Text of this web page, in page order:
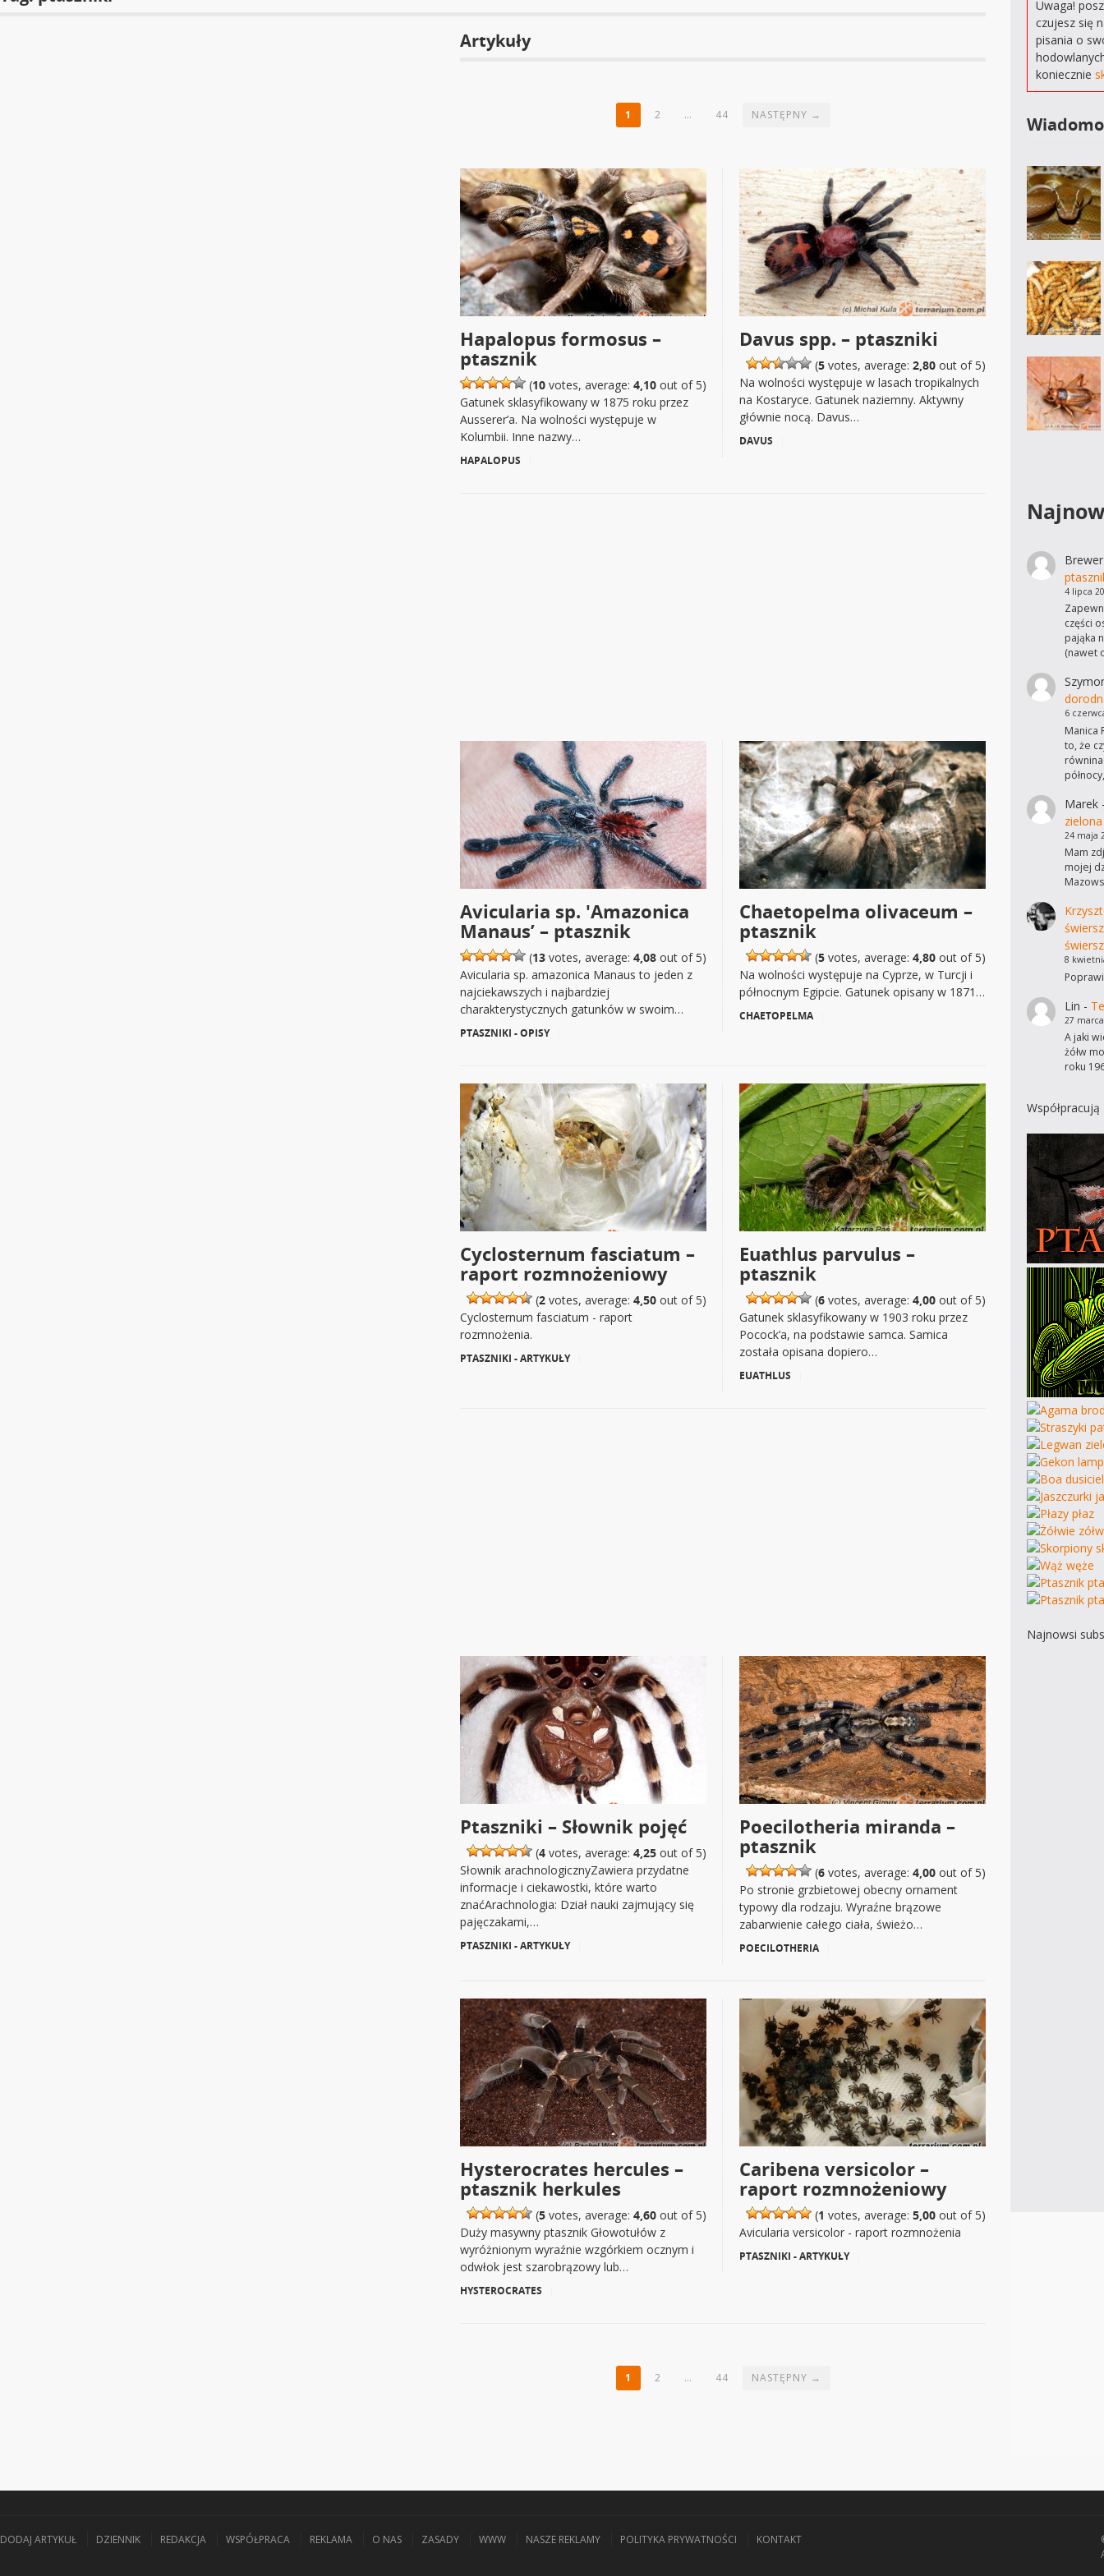
Artykuły
1 2 … 44 NASTĘPNY →
Hapalopus formosus –
ptasznik
(10 votes, average: 4,10 out of 5)
Gatunek sklasyfikowany w 1875 roku przez
Ausserer’a. Na wolności występuje w
Kolumbii. Inne nazwy…
HAPALOPUS
Davus spp. – ptaszniki
(5 votes, average: 2,80 out of 5)
Na wolności występuje w lasach tropikalnych
na Kostaryce. Gatunek naziemny. Aktywny
głównie nocą. Davus…
DAVUS
Avicularia sp. 'Amazonica
Manaus’ – ptasznik
(13 votes, average: 4,08 out of 5)
Avicularia sp. amazonica Manaus to jeden z
najciekawszych i najbardziej
charakterystycznych gatunków w swoim…
PTASZNIKI - OPISY
Chaetopelma olivaceum –
ptasznik
(5 votes, average: 4,80 out of 5)
Na wolności występuje na Cyprze, w Turcji i
północnym Egipcie. Gatunek opisany w 1871…
CHAETOPELMA
Cyclosternum fasciatum –
raport rozmnożeniowy
(2 votes, average: 4,50 out of 5)
Cyclosternum fasciatum - raport
rozmnożenia.
PTASZNIKI - ARTYKUŁY
Euathlus parvulus –
ptasznik
(6 votes, average: 4,00 out of 5)
Gatunek sklasyfikowany w 1903 roku przez
Pocock’a, na podstawie samca. Samica
została opisana dopiero…
EUATHLUS
Ptaszniki – Słownik pojęć
(4 votes, average: 4,25 out of 5)
Słownik arachnologicznyZawiera przydatne
informacje i ciekawostki, które warto
znaćArachnologia: Dział nauki zajmujący się
pajęczakami,…
PTASZNIKI - ARTYKUŁY
Poecilotheria miranda –
ptasznik
(6 votes, average: 4,00 out of 5)
Po stronie grzbietowej obecny ornament
typowy dla rodzaju. Wyraźne brązowe
zabarwienie całego ciała, świeżo…
POECILOTHERIA
Hysterocrates hercules –
ptasznik herkules
(5 votes, average: 4,60 out of 5)
Duży masywny ptasznik Głowotułów z
wyróżnionym wyraźnie wzgórkiem ocznym i
odwłok jest szarobrązowy lub…
HYSTEROCRATES
Caribena versicolor –
raport rozmnożeniowy
(1 votes, average: 5,00 out of 5)
Avicularia versicolor - raport rozmnożenia
PTASZNIKI - ARTYKUŁY
1 2 … 44 NASTĘPNY →
Uwaga!
czujesz się
pisania o
koniecznie
Brewer
4 lipca
części
pająka
(nawet
6
Manica
to, że
Marek
zielona
24 maja
Mam
mojej
8
Lin -
27
A jaki
żółw
roku
Najnowsi
DODAJ ARTYKUŁ DZIENNIK REDAKCJA WSPÓŁPRACA REKLAMA O NAS ZASADY WWW NASZE REKLAMY POLITYKA PRYWATNOŚCI KONTAKT